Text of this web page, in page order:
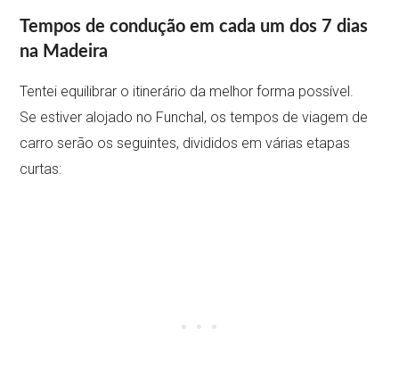
Tempos de condução em cada um dos 7 dias
na Madeira
Tentei equilibrar o itinerário da melhor forma possível.
Se estiver alojado no Funchal, os tempos de viagem de
carro serão os seguintes, divididos em várias etapas
curtas: